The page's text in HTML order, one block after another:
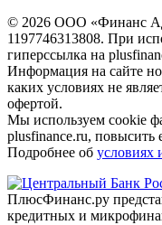
© 2026 ООО «Финанс
1197746313808. При
гиперссылка на
Информация на сайте
каких условиях не
офертой.
Мы используем cookie
plusfinance.ru, повысить
Подробнее об условиях
ПлюсФинанс.ру
кредитных и